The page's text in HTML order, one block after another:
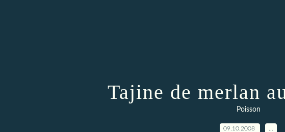
Tajine de merlan
Poisson
09.10.2008